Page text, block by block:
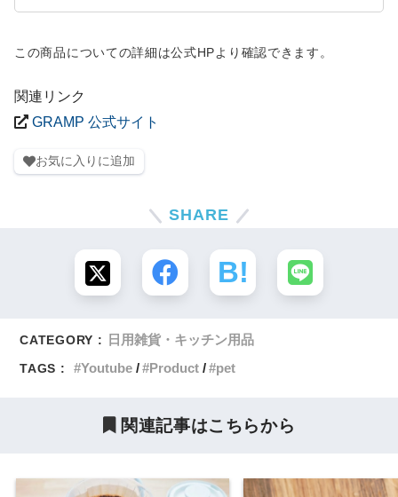
この商品についての詳細は公式HPより確認できます。
関連リンク
GRAMP 公式サイト
お気に入りに追加
SHARE
CATEGORY : 日用雑貨・キッチン用品
TAGS : Youtube Product pet
関連記事はこちらから